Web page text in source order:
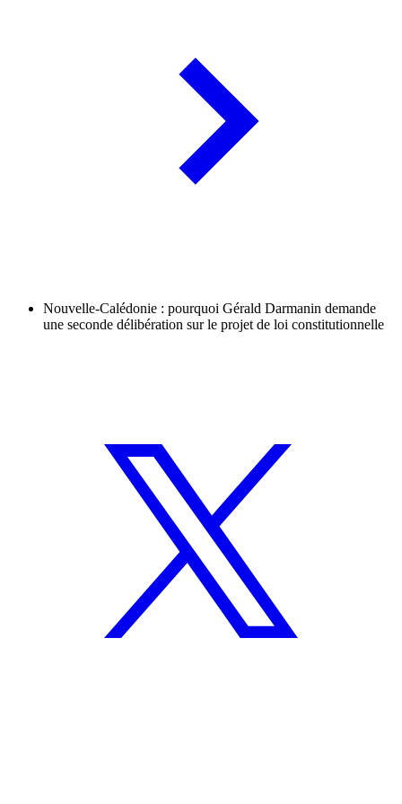
Nouvelle-Calédonie : pourquoi Gérald Darmanin demande
une seconde délibération sur le projet de loi constitutionnelle